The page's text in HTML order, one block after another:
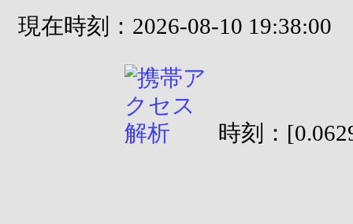
現在時刻：2026-08-10 19:38:00
時刻：